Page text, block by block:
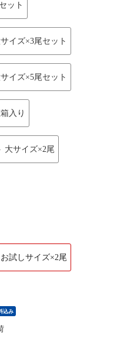
ット
イズ×3尾セット
イズ×5尾セット
入り
大サイズ×2尾
お試しサイズ×2尾
込み